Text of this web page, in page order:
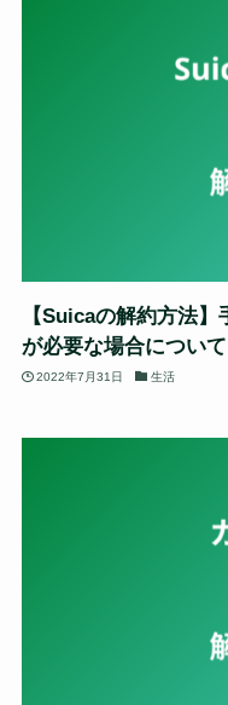
【Suicaの解約方法
が必要な場合について
2022年7月31日 生活